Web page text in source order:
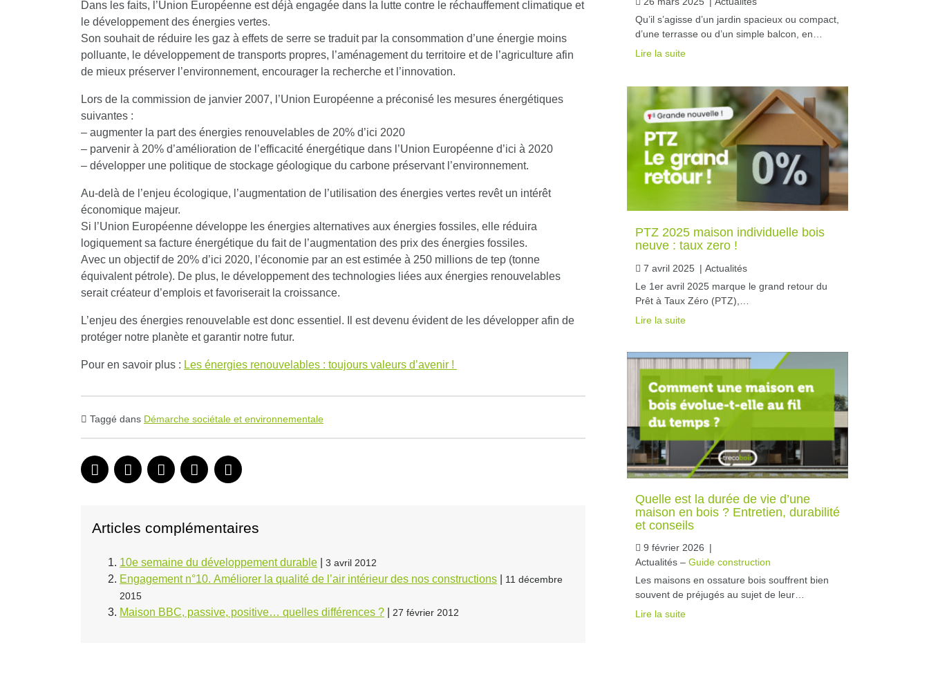
Dans les faits, l’Union Européenne est déjà engagée dans la lutte contre le réchauffement climatique et
le développement des énergies vertes.
Son souhait de réduire les gaz à effets de serre se traduit par la consommation d’une énergie moins
polluante, le développement de transports propres, l’aménagement du territoire et de l’agriculture afin
de mieux préserver l’environnement, encourager la recherche et l’innovation.
Lors de la commission de janvier 2007, l’Union Européenne a préconisé les mesures énergétiques
suivantes :
– augmenter la part des énergies renouvelables de 20% d’ici 2020
– parvenir à 20% d’amélioration de l’efficacité énergétique dans l’Union Européenne d’ici à 2020
– développer une politique de stockage géologique du carbone préservant l’environnement.
Au-delà de l’enjeu écologique, l’augmentation de l’utilisation des énergies vertes revêt un intérêt
économique majeur.
Si l’Union Européenne développe les énergies alternatives aux énergies fossiles, elle réduira
logiquement sa facture énergétique du fait de l’augmentation des prix des énergies fossiles.
Avec un objectif de 20% d’ici 2020, l’économie par an est estimée à 250 millions de tep (tonne
équivalent pétrole). De plus, le développement des technologies liées aux énergies renouvelables
serait créateur d’emplois et favoriserait la croissance.
L’enjeu des énergies renouvelable est donc essentiel. Il est devenu évident de les développer afin de
protéger notre planète et garantir notre futur.
Pour en savoir plus : Les énergies renouvelables : toujours valeurs d’avenir !
Taggé dans Démarche sociétale et environnementale
Articles complémentaires
10e semaine du développement durable 3 avril 2012
Engagement n°10. Améliorer la qualité de l’air intérieur des nos constructions
11 décembre
2015
Maison BBC, passive, positive… quelles différences ? 27 février 2012
Qu’il s’agisse d’un jardin spacieux ou compact,
d’une terrasse ou d’un simple balcon, en…
Lire la suite
PTZ 2025 maison individuelle bois
neuve : taux zero !
7 avril 2025 | Actualités
Le 1er avril 2025 marque le grand retour du
Prêt à Taux Zéro (PTZ),…
Lire la suite
Quelle est la durée de vie d’une
maison en bois ? Entretien, durabilité
et conseils
9 février 2026 |
Actualités – Guide construction
Les maisons en ossature bois souffrent bien
souvent de préjugés au sujet de leur…
Lire la suite